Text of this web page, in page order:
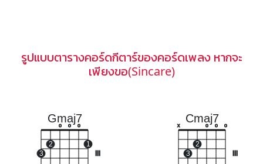
รูปแบบตารางคอร์ดกีตาร์ของคอร์ดเพลง หากจะ
เพียงขอ(Sincare)
Gmaj7
3
2
o o o
1
Cmaj7
x
3
2
o o o